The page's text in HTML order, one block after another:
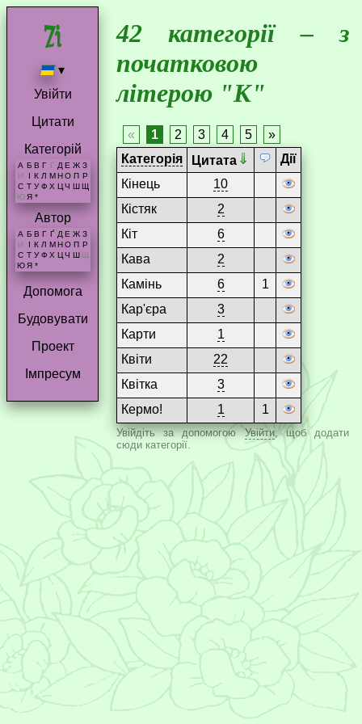
▾
Увійти
Цитати
Категорій
А Б В Г Ґ Д Е Ж З
И
І К Л М Н О П Р
С Т У Ф Х Ц Ч Ш Щ
Ю Я *
Автор
А Б В Г Ґ Д Е Ж З
И
К Л М Н О П Р
С Т У Ф Х Ц Ч Ш Щ
Ю Я *
Допомога
Будовувати
Проект
Імпресум
42 категорії – з
початковою
літерою "К"
« 1 2 3 4 5
»
Категорія
Цитата
Дії
Кінець
10
Кістяк
2
Кіт
6
Кава
2
Камінь
6
1
Кар'єра
3
Карти
1
Квіти
22
Квітка
3
Кермо!
1 1
Увійдіть за допомогоюУвійти, щоб додати
сюди категорії.